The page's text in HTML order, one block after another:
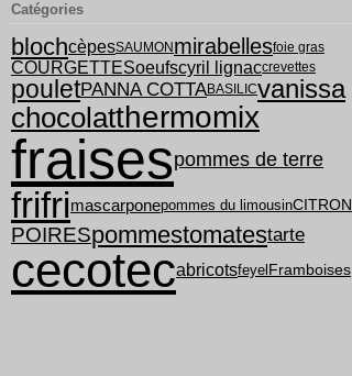
Catégories
blochcèpesSAUMONmirabellesfoie gras
COURGETTESoeufscyril lignaccrevettes
pouletPANNA COTTABASILICvanissa
chocolatthermomix
fraisespommes de terre
frifrimascarponepommes du limousinCITRON
POIRESpommestomatestarte
cecotecabricotsfeyel Framboises